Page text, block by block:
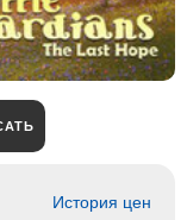
История цен